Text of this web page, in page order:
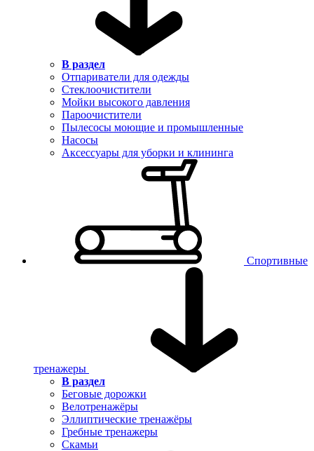
В раздел
Отпариватели для одежды
Стеклоочистители
Мойки высокого давления
Пароочистители
Пылесосы моющие и промышленные
Насосы
Аксессуары для уборки и клининга
Спортивные
тренажеры
В раздел
Беговые дорожки
Велотренажёры
Эллиптические тренажёры
Гребные тренажеры
Скамьи